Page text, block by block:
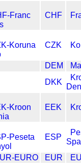
CHF
CZK
DEM
DKK
EEK
ESP
EUR